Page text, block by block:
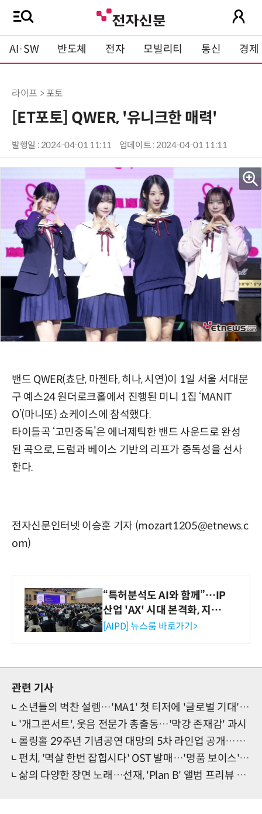
AI·SW 반도체 전자 모빌리티 통신 경제
라이프 > 포토
[ET포토] QWER, '유니크한 매력'
발행일 : 2024-04-01 11:11 업데이트 : 2024-04-01 11:11
밴드 QWER(쵸단, 마젠타, 히나, 시연)이 1일 서울 서대문
구 예스24 원더로크홀에서 진행된 미니 1집 ‘MANIT
O’(마니또) 쇼케이스에 참석했다.
타이틀곡 ‘고민중독’은 에너제틱한 밴드 사운드로 완성
된 곡으로, 드럼과 베이스 기반의 리프가 중독성을 선사
한다.
전자신문인터넷 이승훈 기자 (mozart1205@etnews.c
om)
“특허분석도 AI와 함께”…IP
산업 'AX' 시대 본격화, 지식
재산처 1호 AI IP데이터분석
[AIPD] 뉴스룸 바로가기>
관련 기사
소년들의 벅찬 설렘…'MA1' 첫 티저에 '글로벌 기대' 증폭
'개그콘서트', 웃음 전문가 총출동…'막강 존재감' 과시
롤링홀 29주년 기념공연 대망의 5차 라인업 공개…해리빅버튼 참전
펀치, '멱살 한번 잡힙시다' OST 발매…'명품 보이스' 기대
삶의 다양한 장면 노래…선재, 'Plan B' 앨범 프리뷰 공개